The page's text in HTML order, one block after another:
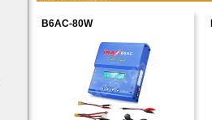
B6AC-80W